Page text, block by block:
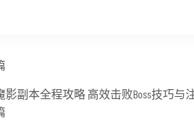
影副本全程攻略 高效击败Boss技巧与